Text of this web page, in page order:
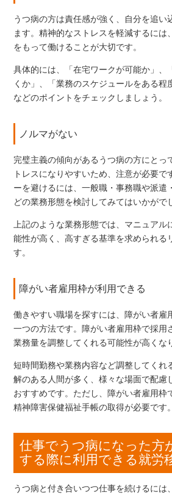
うつ病の方は責任感が強く、自分を追い
ます。精神的なストレスを軽減するには
をもって働けることが大切です。
具体的には、「在宅ワークが可能か」、
くか」、「業務のスケジュールをある程
などのポイントをチェックしましょう。
ノルマがない
完璧主義の傾向があるうつ病の方にとっ
トレスになりやすいため、注意が必要で
ーを避けるには、一般職・事務職や派遣
どの業務形態を検討してみてはいかがで
上記のような業務形態では、マニュアル
能性が高く、高すぎる基準を求められる
す。
障がい者雇用枠が利用できる
働きやすい職場を探すには、障がい者雇
一つの方法です。障がい者雇用枠で採用
業務量を調整してくれる可能性が高くな
短時間勤務や業務内容など調整してくれ
解のある人間が多く、様々な場面で配慮
おすすめです。ただし、障がい者雇用枠
精神障害保健福祉手帳の取得が必要です。
仕事でうつ病になった方
する際に利用できる就労
うつ病と付き合いつつ仕事を続けるには